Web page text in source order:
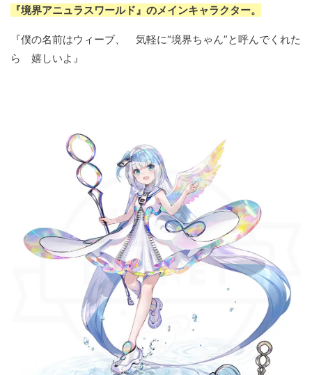
『境界アニュラスワールド』のメインキャラクター。
『僕の名前はウィーブ、 気軽に“境界ちゃん”と呼んでくれた
ら 嬉しいよ』